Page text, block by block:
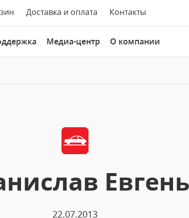
Доставка и оплата Контакты
Медиа-центр О компании
22.07.2013